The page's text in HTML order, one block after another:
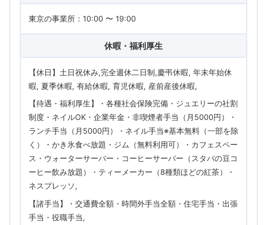
東京の事業所：10:00 〜 19:00
休暇・福利厚生
【休日】土日祝休み,完全週休二日制,慶弔休暇, 年末年始休
暇, 夏季休暇, 有給休暇, 育児休暇, 産前産後休暇
【待遇・福利厚生】・各種社会保険完備・ジュエリーの社割
制度・ネイルOK・企業年金・非喫煙者手当（月5000円）・
ランチ手当（月5000円）・ネイル手当※基本無料（一部を除
く）・かき氷食べ放題・ジム（無料利用可）・カフェスペー
ス・ウォーターサーバー・コーヒーサーバー（スタバの豆コ
ーヒー飲み放題）・ティーメーカー（8種類ほどの紅茶）・
ネスプレッソ
【諸手当】・交通費全額・時間外手当全額・住宅手当・出張
手当・役職手当